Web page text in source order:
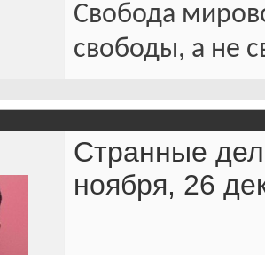
Свобода
свободы, а не
Странные
ноября, 26